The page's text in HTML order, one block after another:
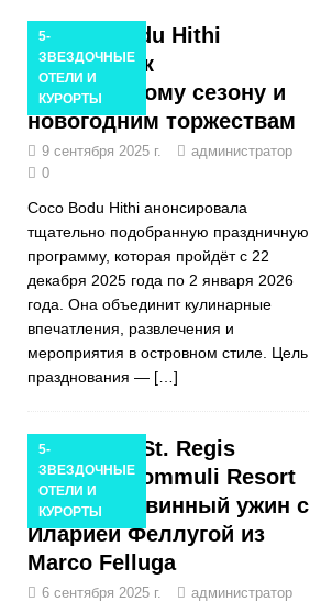
5-
ЗВЕЗДОЧНЫЕ
ОТЕЛИ И
КУРОРТЫ
Coco Bodu Hithi
готовится к
праздничному сезону и
новогодним торжествам
9 сентября 2025 г.
администратор
0
Coco Bodu Hithi анонсировала
тщательно подобранную праздничную
программу, которая пройдёт с 22
декабря 2025 года по 2 января 2026
года. Она объединит кулинарные
впечатления, развлечения и
мероприятия в островном стиле. Цель
празднования — […]
5-
ЗВЕЗДОЧНЫЕ
ОТЕЛИ И
КУРОРТЫ
В отеле St. Regis
Maldives Vommuli Resort
состоится винный ужин с
Иларией Феллугой из
Marco Felluga
6 сентября 2025 г.
администратор